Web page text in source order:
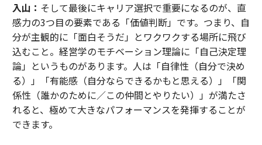
入山： そして最後にキャリア選択で重要になるのが、直
感力の3つ目の要素である「価値判断」です。つまり、自
分が主観的に「面白そうだ」とワクワクする場所に飛び
込むこと。経営学のモチベーション理論に「自己決定理
論」というものがあります。人は「自律性（自分で決め
る）」「有能感（自分ならできるかもと思える）」「関
係性（誰かのために／この仲間とやりたい）」が満たさ
れると、極めて大きなパフォーマンスを発揮することが
できます。